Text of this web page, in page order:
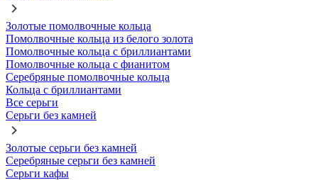
Золотые помолвочные кольца
Помолвочные кольца из белого золота
Помолвочные кольца с бриллиантами
Помолвочные кольца с фианитом
Серебряные помолвочные кольца
Кольца с бриллиантами
Все серьги
Серьги без камней
Золотые серьги без камней
Серебряные серьги без камней
Серьги кафы